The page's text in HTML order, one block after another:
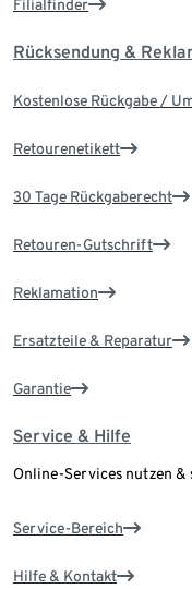
Filialfinder
Rücksendung &
Kostenlose Rückgabe /
Retourenetikett
30 Tage Rückgaberecht
Retouren-Gutschrift
Reklamation
Ersatzteile & Reparatur
Garantie
Service & Hilfe
Online-Services nutzen
Service-Bereich
Hilfe & Kontakt